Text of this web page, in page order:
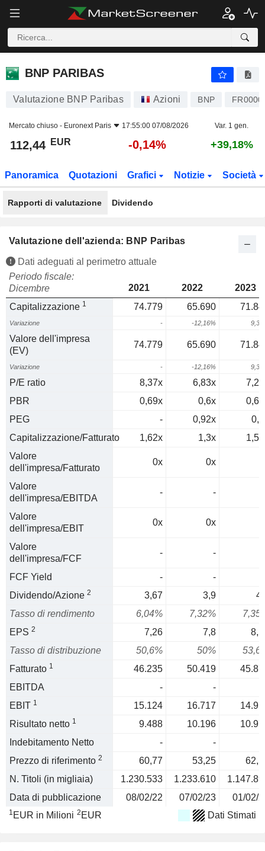
BNP PARIBAS
BNP PARIBAS
Valutazione BNP Paribas Azioni BNP
Mercato chiuso - Euronext Paris 17:55:00 07/08/2026 Var. 1 gen.
112,44 EUR -0,14% +39,18%
Panoramica Quotazioni Grafici Notizie Società
Rapporti di valutazione Dividendo
Valutazione dell'azienda: BNP Paribas
Dati adeguati al perimetro attuale
Periodo fiscale:
Dicembre
2021 2022
2023
Capitalizzazione 1 74.779 65.690
Variazione - -12,16%
Valore dell'impresa
(EV)
74.779 65.690
Variazione - -12,16%
P/E ratio 8,37x 6,83x
PBR
0,69x 0,6x
PEG
- 0,92x
Capitalizzazione/Fatturato
1,62x 1,3x
Valore
dell'impresa/Fatturato
0x 0x
Valore
dell'impresa/EBITDA
- -
Valore
dell'impresa/EBIT
0x 0x
Valore
dell'impresa/FCF
- -
FCF Yield -
-
Dividendo/Azione 2 3,67 3,9
Tasso di rendimento
6,04% 7,32%
EPS 2 7,26 7,8
Tasso di distribuzione
50,6% 50%
Fatturato 1 46.235 50.419
EBITDA
-
-
EBIT 1 15.124 16.717
Risultato netto 1 9.488 10.196
Indebitamento Netto
-
-
Prezzo di riferimento 2 60,77 53,25
N. Titoli (in migliaia)
1.230.533 1.233.610
Data di pubblicazione
08/02/22 07/02/23 01/02/
1 EUR in Milioni 2 EUR Dati Stimati